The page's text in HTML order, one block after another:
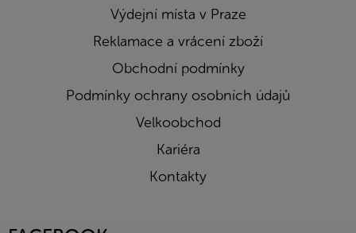
Výdejní místa v Praze
Reklamace a vrácení zboží
Obchodní podmínky
Podmínky ochrany osobních údajů
Velkoobchod
Kariéra
Kontakty